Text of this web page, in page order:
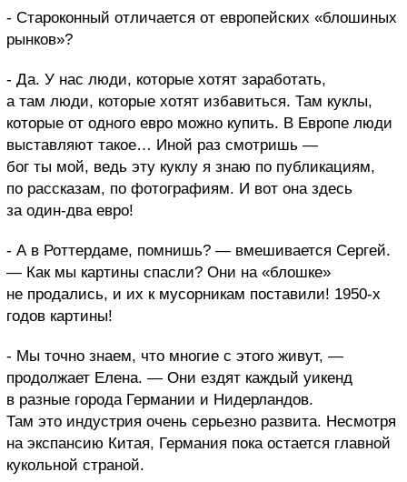
- Староконный отличается от европейских «блошиных
рынков»?
- Да. У нас люди, которые хотят заработать,
а там люди, которые хотят избавиться. Там куклы,
которые от одного евро можно купить. В Европе люди
выставляют такое… Иной раз смотришь —
бог ты мой, ведь эту куклу я знаю по публикациям,
по рассказам, по фотографиям. И вот она здесь
за один-два евро!
- А в Роттердаме, помнишь? — вмешивается Сергей.
— Как мы картины спасли? Они на «блошке»
не продались, и их к мусорникам поставили! 1950-х
годов картины!
- Мы точно знаем, что многие с этого живут, —
продолжает Елена. — Они ездят каждый уикенд
в разные города Германии и Нидерландов.
Там это индустрия очень серьезно развита. Несмотря
на экспансию Китая, Германия пока остается главной
кукольной страной.